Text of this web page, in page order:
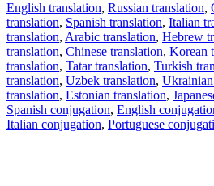
English translation, Russian translation,
translation, Spanish translation, Italian
translation, Arabic translation, Hebrew
translation, Chinese translation, Korean
translation, Tatar translation, Turkish
translation, Uzbek translation,
translation, Estonian translation,
Spanish conjugation, English
Italian conjugation, Portuguese